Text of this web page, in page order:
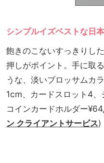
シンプルイズベストな日
飽きのこないすっきりし
押しがポイント。手に取
うな、淡いブロッサムカ
1cm、カードスロット4、
コインカードホルダー¥
ン クライアントサービス)